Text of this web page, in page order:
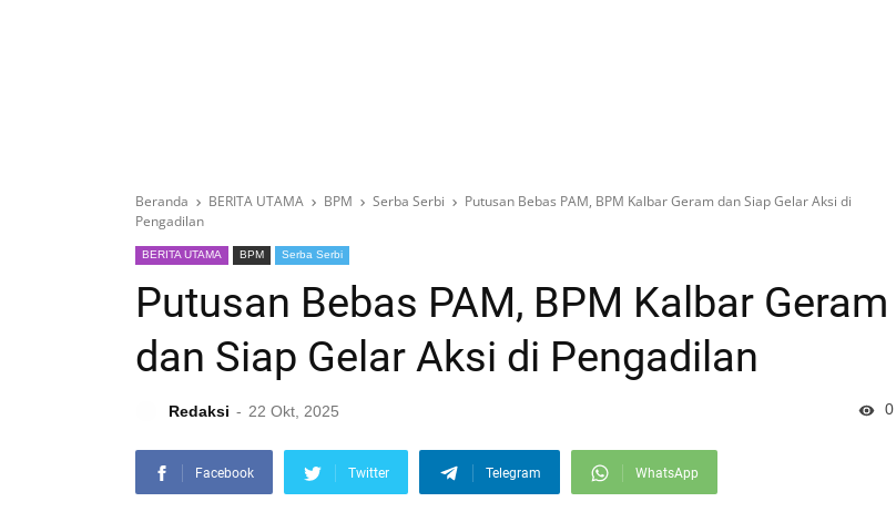
Beranda BERITA UTAMA BPM Serba Serbi
Putusan Bebas PAM, BPM Kalbar Geram dan Siap Gelar Aksi di
Pengadilan
BERITA UTAMA BPM Serba Serbi
Putusan Bebas PAM, BPM Kalbar Geram
dan Siap Gelar Aksi di Pengadilan
Redaksi 22 Okt, 2025 0
Facebook Twitter Telegram WhatsApp